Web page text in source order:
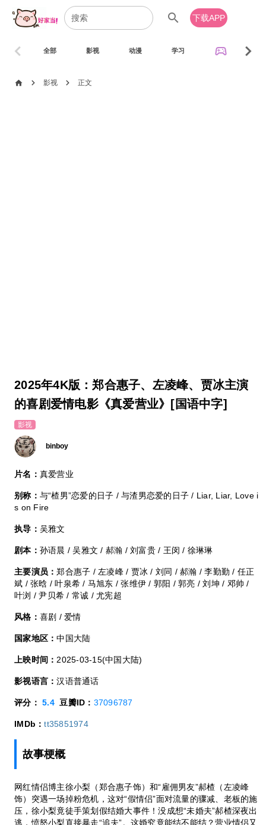
search 下载APP
全部 影视 动漫 学习 sports_esports
chevron_left chevron_right
home chevron_right 影视 chevron_right 正文
2025年4K版：郑合惠子、左凌峰、贾冰主演
的喜剧爱情电影《真爱营业》[国语中字]
影视
binboy
片名： 真爱营业
别称： 与“楂男”恋爱的日子 / 与渣男恋爱的日子 / Liar, Liar, Love i
s on Fire
执导： 吴雅文
剧本： 孙语晨 / 吴雅文 / 郝瀚 / 刘富贵 / 王闵 / 徐琳琳
主要演员：郑合惠子 / 左凌峰 / 贾冰 / 刘同 / 郝瀚 / 李勤勤 / 任正
斌 / 张晗 / 叶泉希 / 马旭东 / 张维伊 / 郭阳 / 郭亮 / 刘坤 / 邓帅 /
叶浏 / 尹贝希 / 常诚 / 尤宪超
风格： 喜剧 / 爱情
国家地区：中国大陆
上映时间： 2025-03-15(中国大陆)
影视语言：汉语普通话
评分： 5.4 豆瓣ID： 37096787
IMDb：tt35851974
故事梗概
网红情侣博主徐小梨（郑合惠子饰）和“雇佣男友”郝楂（左凌峰
饰）突遇一场掉粉危机，这对“假情侣”面对流量的骤减、老板的施
压，徐小梨竟徒手策划假结婚大事件！没成想“未婚夫”郝楂深夜出
逃，愤怒小梨直接暴走“追夫”。这婚究竟能结不能结？营业情侣又